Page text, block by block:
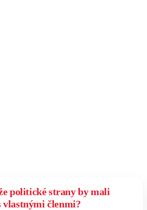
politické strany by mali
členmi?